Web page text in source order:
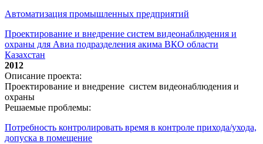
Автоматизация промышленных предприятий
Проектирование и внедрение систем видеонаблюдения и
охраны для Авиа подразделения акима ВКО области
Казахстан
2012
Описание проекта:
Проектирование и внедрение систем видеонаблюдения и
охраны
Решаемые проблемы:
Потребность контролировать время в контроле прихода/ухода,
допуска в помещение